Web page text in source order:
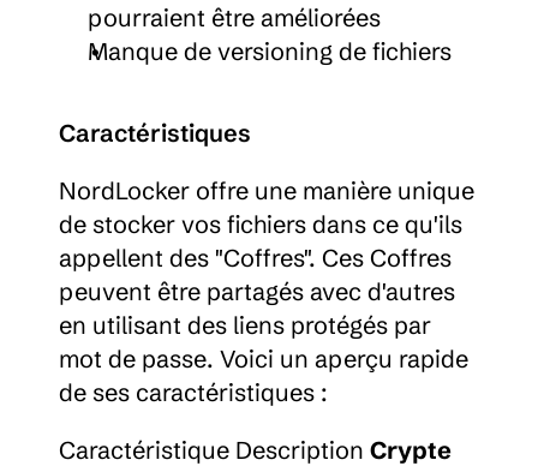
pourraient être améliorées
Manque de versioning de fichiers
Caractéristiques
NordLocker offre une manière unique
de stocker vos fichiers dans ce qu'ils
appellent des "Coffres". Ces Coffres
peuvent être partagés avec d'autres
en utilisant des liens protégés par
mot de passe. Voici un aperçu rapide
de ses caractéristiques :
Caractéristique Description Crypte